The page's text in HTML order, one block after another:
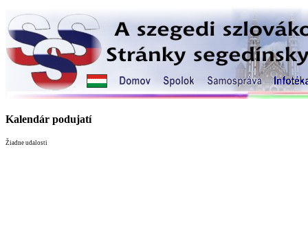
Kalendár podujatí
Žiadne udalosti